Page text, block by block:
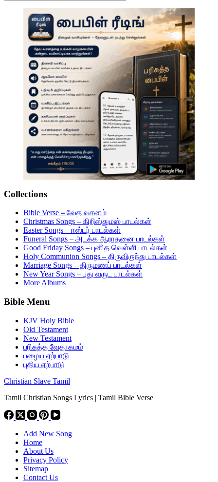
Collections
Bible Verse – வேத வசனம்
Christmas Songs – கிறிஸ்துமஸ் பாடல்கள்
Easter Songs – ஈஸ்டர் பாடல்கள்
Funeral Songs – அடக்க ஆராதனை பாடல்கள்
Good Friday Songs – புனித வெள்ளி பாடல்கள்
Holy Communion Songs – திருவிருந்து பாடல்கள்
Marriage Songs – திருமணப் பாடல்கள்
New Year Songs – புது வருட பாடல்கள்
More Albums
Bible Menu
KJV Holy Bible
Old Testament
New Testament
பரிசுத்த வேதாகமம்
பழைய ஏற்பாடு
புதிய ஏற்பாடு
Christian Slave Tamil
Tamil Christian Songs Lyrics | Tamil Bible Verse
Add New Song
Home
About Us
Privacy Policy
Sitemap
Contact Us